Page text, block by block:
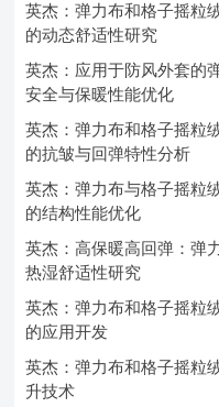
英杰：弹力布和格子摇粒
的动态舒适性研究
英杰：应用于防风外套的
安全与保暖性能优化
英杰：弹力布和格子摇粒
的抗皱与回弹特性分析
英杰：弹力布与格子摇粒
的结构性能优化
英杰：高保暖高回弹：弹
热湿舒适性研究
英杰：弹力布和格子摇粒
的应用开发
英杰：弹力布和格子摇粒
升技术